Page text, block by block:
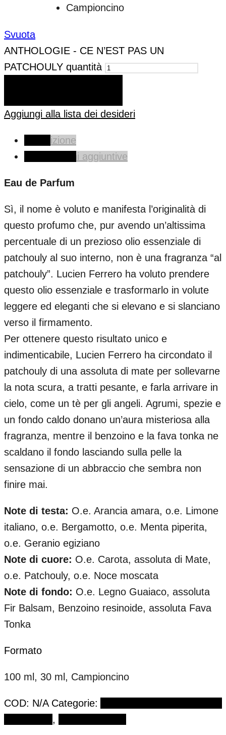
Campioncino
Svuota
ANTHOLOGIE - CE N’EST PAS UN
PATCHOULY quantità
Aggiungi alla lista dei desideri
Descrizione
Informazioni aggiuntive
Eau de Parfum
Sì, il nome è voluto e manifesta l’originalità di
questo profumo che, pur avendo un’altissima
percentuale di un prezioso olio essenziale di
patchouly al suo interno, non è una fragranza “al
patchouly”. Lucien Ferrero ha voluto prendere
questo olio essenziale e trasformarlo in volute
leggere ed eleganti che si elevano e si slanciano
verso il firmamento.
Per ottenere questo risultato unico e
indimenticabile, Lucien Ferrero ha circondato il
patchouly di una assoluta di mate per sollevarne
la nota scura, a tratti pesante, e farla arrivare in
cielo, come un tè per gli angeli. Agrumi, spezie e
un fondo caldo donano un’aura misteriosa alla
fragranza, mentre il benzoino e la fava tonka ne
scaldano il fondo lasciando sulla pelle la
sensazione di un abbraccio che sembra non
finire mai.
Note di testa: O.e. Arancia amara, o.e. Limone
italiano, o.e. Bergamotto, o.e. Menta piperita,
o.e. Geranio egiziano
Note di cuore: O.e. Carota, assoluta di Mate,
o.e. Patchouly, o.e. Noce moscata
Note di fondo: O.e. Legno Guaiaco, assoluta
Fir Balsam, Benzoino resinoide, assoluta Fava
Tonka
Formato
100 ml, 30 ml, Campioncino
COD: N/A Categorie:
,